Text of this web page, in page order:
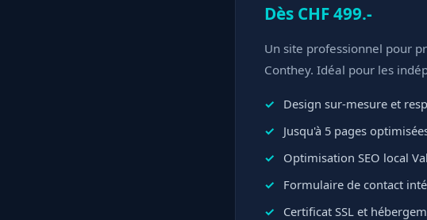
Dès CHF 499.-
Un site professionnel pour
Conthey. Idéal pour les
Design sur-mesure et
Jusqu'à 5 pages
Optimisation SEO local
Formulaire de contact
Certificat SSL et